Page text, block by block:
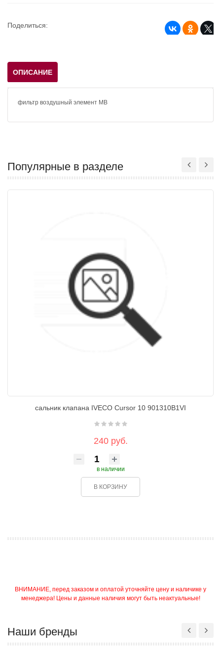
Поделиться:
ОПИСАНИЕ
фильтр воздушный элемент MB
Популярные в разделе
сальник клапана IVECO Cursor 10 901310B1VI
240 руб.
в наличии
В КОРЗИНУ
ВНИМАНИЕ, перед заказом и оплатой уточняйте цену и наличике у
менеджера! Цены и данные наличия могут быть неактуальные!
Наши бренды